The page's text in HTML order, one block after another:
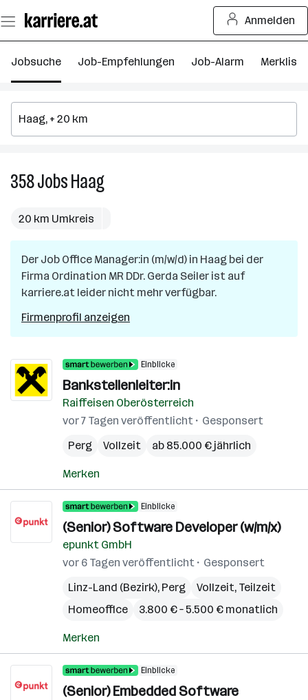
Seiteninhalt
springen
Anmelden
Jobsuche Job-Empfehlungen Job-Alarm Merkliste
358JobsHaag358
Jobs
20 km Umkreis
Der Job Office Manager:in (m/w/d) in Haag bei der
Firma Ordination MR DDr. Gerda Seiler ist auf
karriere.at leider nicht mehr verfügbar.
Firmenprofil anzeigen
Einblicke
Bankstellenleiter:in
Raiffeisen Oberösterreich
vor 7 Tagen veröffentlicht
Gesponsert
Perg
Vollzeit ab 85.000 € jährlich
Merken
Einblicke
(Senior) Software Developer (w/m/x)
epunkt GmbH
vor 6 Tagen veröffentlicht
Gesponsert
Linz-Land (Bezirk), Perg
Vollzeit, Teilzeit
Homeoffice
3.800 € – 5.500 € monatlich
Merken
Einblicke
(Senior) Embedded Software